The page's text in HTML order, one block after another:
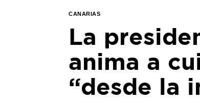
CANARIAS
La
anima a
“desde la